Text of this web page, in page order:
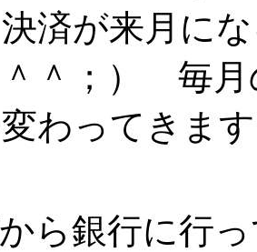
済が来月に
＾；） 毎
わってきま
ら銀行に行